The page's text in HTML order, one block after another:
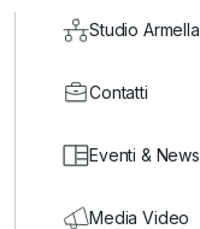
Studio Armella
Contatti
Eventi & News
Media Video